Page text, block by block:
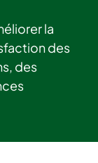
la
des
des